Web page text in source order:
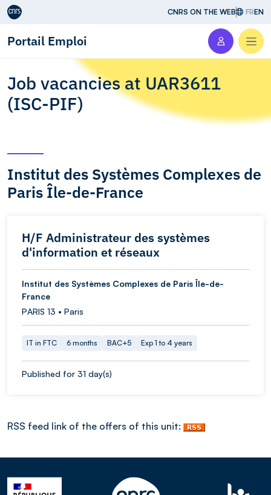
Aller au contenu CNRS ON THE WEB FREN
Portail Emploi
Job vacancies at UAR3611
(ISC-PIF)
Institut des Systèmes Complexes de
Paris Île-de-France
H/F Administrateur des systèmes
d'information et réseaux
Institut des Systèmes Complexes de Paris Île-de-
France
PARIS 13 • Paris
IT in FTC 6 months BAC+5 Exp 1 to 4 years
Published for 31 day(s)
RSS feed link of the offers of this unit: